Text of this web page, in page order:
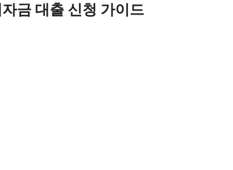
금 대출 신청 가이드